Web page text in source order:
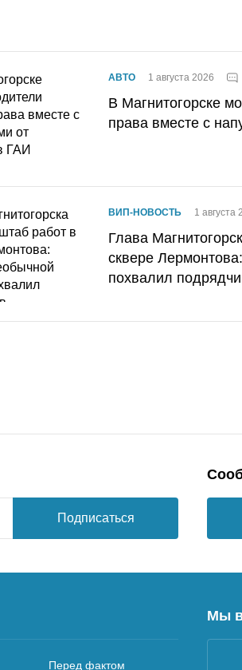
АВТО 1 августа 2026
В Магнитогорске
права вместе с
ВИП-НОВОСТЬ 1 августа
Глава
сквере
похвалил
Подписаться
Перед фактом
Мы в